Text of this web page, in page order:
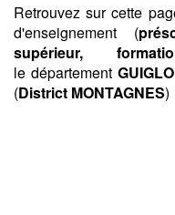
Retrouvez sur cette
d'enseignement (
supérieur,
le départementGUIGLO
(District MONTAGNES)